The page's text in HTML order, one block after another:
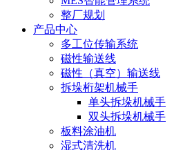
整厂规划
产品中心
多工位传输系统
磁性输送线
磁性（真空）输送线
拆垛桁架机械手
单头拆垛机械手
双头拆垛机械手
板料涂油机
湿式清洗机